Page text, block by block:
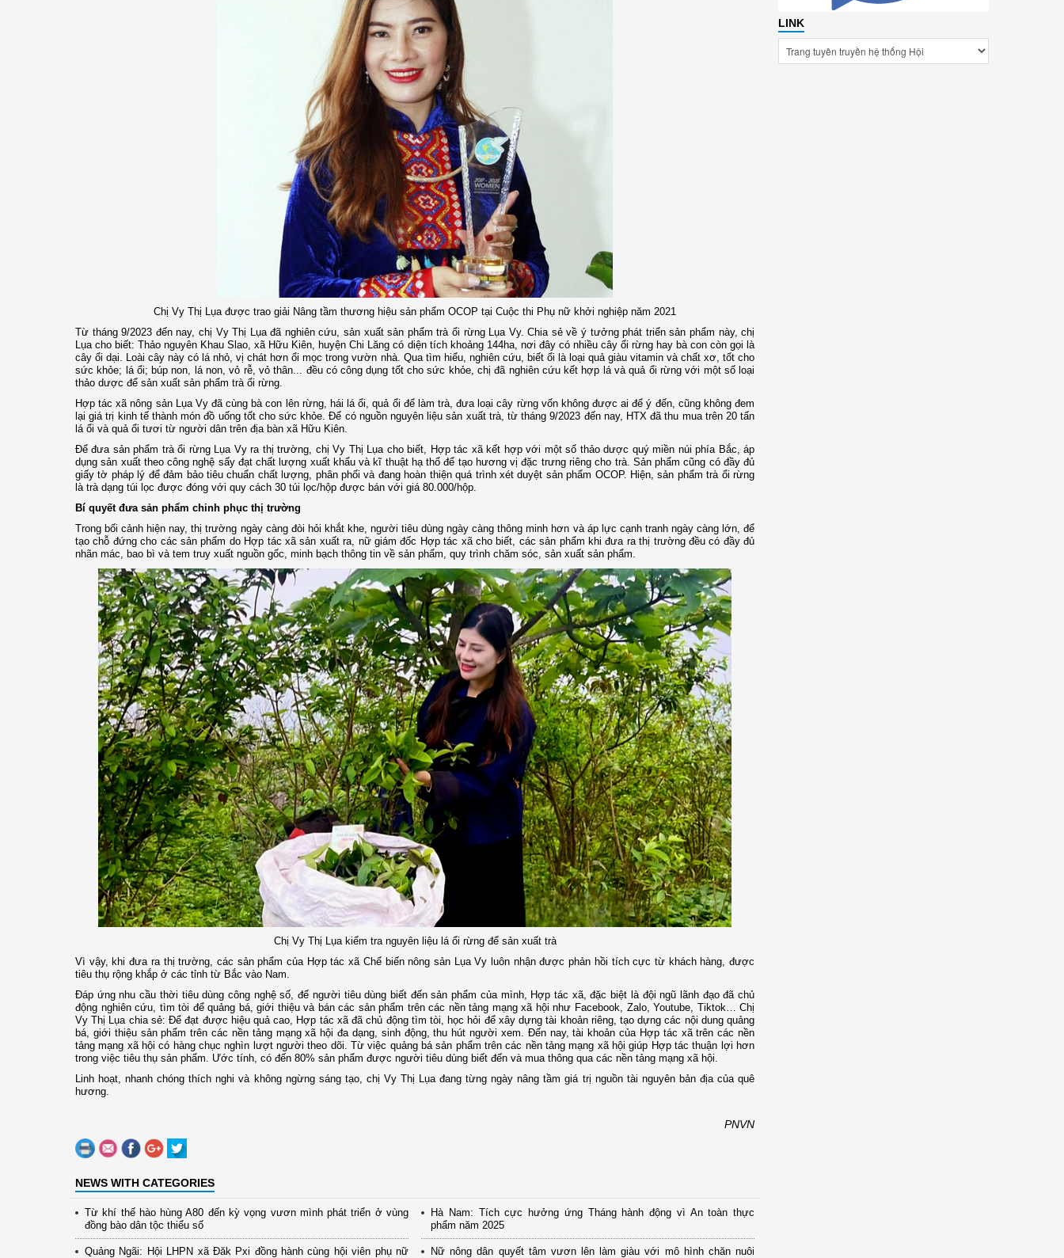
Chị Vy Thị Lụa được trao giải Nâng tầm thương hiệu sản phẩm OCOP tại Cuộc thi Phụ nữ khởi nghiệp năm 2021
Từ tháng 9/2023 đến nay, chị Vy Thị Lụa đã nghiên cứu, sản xuất sản phẩm trà ổi rừng Lụa Vy. Chia sẻ về ý tưởng phát triển sản phẩm này, chị
Lụa cho biết: Thảo nguyên Khau Slao, xã Hữu Kiên, huyện Chi Lăng có diện tích khoảng 144ha, nơi đây có nhiều cây ổi rừng hay bà con còn gọi là
cây ổi dại. Loài cây này có lá nhỏ, vị chát hơn ổi mọc trong vườn nhà. Qua tìm hiểu, nghiên cứu, biết ổi là loại quả giàu vitamin và chất xơ, tốt cho
sức khỏe; lá ổi; búp non, lá non, vỏ rễ, vỏ thân... đều có công dụng tốt cho sức khỏe, chị đã nghiên cứu kết hợp lá và quả ổi rừng với một số loại
thảo dược để sản xuất sản phẩm trà ổi rừng.
Hợp tác xã nông sản Lụa Vy đã cùng bà con lên rừng, hái lá ổi, quả ổi để làm trà, đưa loại cây rừng vốn không được ai để ý đến, cũng không đem
lại giá trị kinh tế thành món đồ uống tốt cho sức khỏe. Để có nguồn nguyên liệu sản xuất trà, từ tháng 9/2023 đến nay, HTX đã thu mua trên 20 tấn
lá ổi và quả ổi tươi từ người dân trên địa bàn xã Hữu Kiên.
Để đưa sản phẩm trà ổi rừng Lụa Vy ra thị trường, chị Vy Thị Lụa cho biết, Hợp tác xã kết hợp với một số thảo dược quý miền núi phía Bắc, áp
dụng sản xuất theo công nghệ sấy đạt chất lượng xuất khẩu và kĩ thuật hạ thổ để tạo hương vị đặc trưng riêng cho trà. Sản phẩm cũng có đầy đủ
giấy tờ pháp lý để đảm bảo tiêu chuẩn chất lượng, phân phối và đang hoàn thiện quá trình xét duyệt sản phẩm OCOP. Hiện, sản phẩm trà ổi rừng
là trà dạng túi lọc được đóng với quy cách 30 túi lọc/hộp được bán với giá 80.000/hộp.
Bí quyết đưa sản phẩm chinh phục thị trường
Trong bối cảnh hiện nay, thị trường ngày càng đòi hỏi khắt khe, người tiêu dùng ngày càng thông minh hơn và áp lực cạnh tranh ngày càng lớn, để
tạo chỗ đứng cho các sản phẩm do Hợp tác xã sản xuất ra, nữ giám đốc Hợp tác xã cho biết, các sản phẩm khi đưa ra thị trường đều có đầy đủ
nhãn mác, bao bì và tem truy xuất nguồn gốc, minh bạch thông tin về sản phẩm, quy trình chăm sóc, sản xuất sản phẩm.
Chị Vy Thị Lụa kiểm tra nguyên liệu lá ổi rừng để sản xuất trà
Vì vậy, khi đưa ra thị trường, các sản phẩm của Hợp tác xã Chế biến nông sản Lụa Vy luôn nhận được phản hồi tích cực từ khách hàng, được
tiêu thụ rộng khắp ở các tỉnh từ Bắc vào Nam.
Đáp ứng nhu cầu thời tiêu dùng công nghệ số, để người tiêu dùng biết đến sản phẩm của mình, Hợp tác xã, đặc biệt là đội ngũ lãnh đạo đã chủ
động nghiên cứu, tìm tòi để quảng bá, giới thiệu và bán các sản phẩm trên các nền tảng mạng xã hội như Facebook, Zalo, Youtube, Tiktok… Chị
Vy Thị Lụa chia sẻ: Để đạt được hiệu quả cao, Hợp tác xã đã chủ động tìm tòi, học hỏi để xây dựng tài khoản riêng, tạo dựng các nội dung quảng
bá, giới thiệu sản phẩm trên các nền tảng mạng xã hội đa dạng, sinh động, thu hút người xem. Đến nay, tài khoản của Hợp tác xã trên các nền
tảng mạng xã hội có hàng chục nghìn lượt người theo dõi. Từ việc quảng bá sản phẩm trên các nền tảng mạng xã hội giúp Hợp tác thuận lợi hơn
trong việc tiêu thụ sản phẩm. Ước tính, có đến 80% sản phẩm được người tiêu dùng biết đến và mua thông qua các nền tảng mạng xã hội.
Linh hoạt, nhanh chóng thích nghi và không ngừng sáng tạo, chị Vy Thị Lụa đang từng ngày nâng tầm giá trị nguồn tài nguyên bản địa của quê
hương.
PNVN
NEWS WITH CATEGORIES
Từ khí thế hào hùng A80 đến kỳ vọng vươn mình phát triển ở vùng
đồng bào dân tộc thiểu số
Quảng Ngãi: Hội LHPN xã Đăk Pxi đồng hành cùng hội viên phụ nữ
Hà Nam: Tích cực hưởng ứng Tháng hành động vì An toàn thực
phẩm năm 2025
Nữ nông dân quyết tâm vươn lên làm giàu với mô hình chăn nuôi
LINK